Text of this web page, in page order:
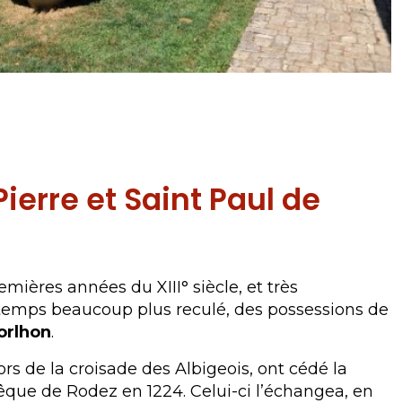
et Saint Paul de
années du XIII° siècle, et très
beaucoup plus reculé, des possessions de
.
de la croisade des Albigeois, ont cédé la
de Rodez en 1224. Celui-ci l’échangea, en